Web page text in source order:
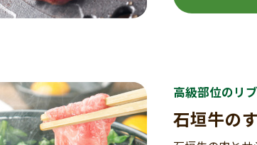
高級部位のリ
石垣牛の